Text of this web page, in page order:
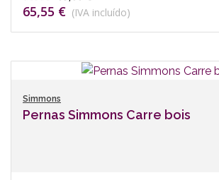
65,55 € (IVA incluído)
Simmons
Pernas Simmons Carre bois